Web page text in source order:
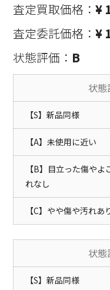
査定買取価格：¥
査定委託価格：¥
状態評価： B
状態
【S】新品同様
【A】未使用に近い
【B】目立った傷やよ
れなし
【C】やや傷や汚れあ
状態
【S】新品同様